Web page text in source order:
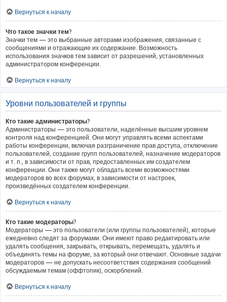
Вернуться к началу
Что такое значки тем?
Значки тем — это выбранные авторами изображения, связанные с
сообщениями и отражающие их содержание. Возможность
использования значков тем зависит от разрешений, установленных
администратором конференции.
Вернуться к началу
Уровни пользователей и группы
Кто такие администраторы?
Администраторы — это пользователи, наделённые высшим уровнем
контроля над конференцией. Они могут управлять всеми аспектами
работы конференции, включая разграничение прав доступа, отключение
пользователей, создание групп пользователей, назначение модераторов
и т. п., в зависимости от прав, предоставленных им создателем
конференции. Они также могут обладать всеми возможностями
модераторов во всех форумах, в зависимости от настроек,
произведённых создателем конференции.
Вернуться к началу
Кто такие модераторы?
Модераторы — это пользователи (или группы пользователей), которые
ежедневно следят за форумами. Они имеют право редактировать или
удалять сообщения, закрывать, открывать, перемещать, удалять и
объединять темы на форуме, за который они отвечают. Основные задачи
модераторов — не допускать несоответствия содержания сообщений
обсуждаемым темам (оффтопик), оскорблений.
Вернуться к началу